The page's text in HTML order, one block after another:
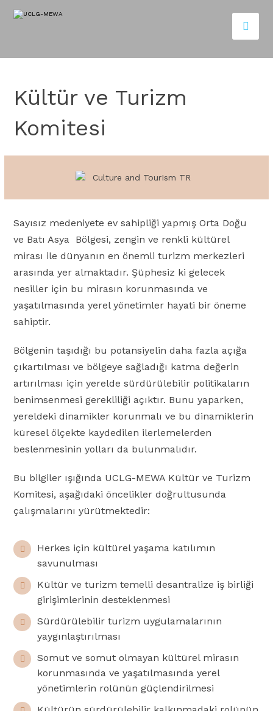
Kültür ve Turizm
Komitesi
Sayısız medeniyete ev sahipliği yapmış Orta Doğu
ve Batı Asya Bölgesi, zengin ve renkli kültürel
mirası ile dünyanın en önemli turizm merkezleri
arasında yer almaktadır. Şüphesiz ki gelecek
nesiller için bu mirasın korunmasında ve
yaşatılmasında yerel yönetimler hayati bir öneme
sahiptir.
Bölgenin taşıdığı bu potansiyelin daha fazla açığa
çıkartılması ve bölgeye sağladığı katma değerin
artırılması için yerelde sürdürülebilir politikaların
benimsenmesi gerekliliği açıktır. Bunu yaparken,
yereldeki dinamikler korunmalı ve bu dinamiklerin
küresel ölçekte kaydedilen ilerlemelerden
beslenmesinin yolları da bulunmalıdır.
Bu bilgiler ışığında UCLG-MEWA Kültür ve Turizm
Komitesi, aşağıdaki öncelikler doğrultusunda
çalışmalarını yürütmektedir:
Herkes için kültürel yaşama katılımın
savunulması
Kültür ve turizm temelli desantralize iş birliği
girişimlerinin desteklenmesi
Sürdürülebilir turizm uygulamalarının
yaygınlaştırılması
Somut ve somut olmayan kültürel mirasın
korunmasında ve yaşatılmasında yerel
yönetimlerin rolünün güçlendirilmesi